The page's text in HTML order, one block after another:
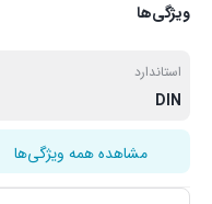
ویژگی‌ها
استاندارد
DIN
مشاهده همه ویژگی‌ها